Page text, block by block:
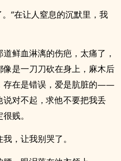
”在让人窒息的沉默里，我
鲜血淋漓的伤疤，太痛了，
是一刀刀砍在身上，麻木后
存在是错误，爱是肮脏的——
对不起，求他不要把我丢
贱。
，让我别哭了。